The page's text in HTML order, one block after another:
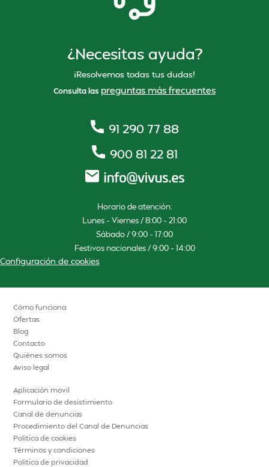
¿Necesitas ayuda?
¡Resolvemos todas tus dudas!
Consulta las preguntas más frecuentes
91 290 77 88
900 81 22 81
Horario de atención:
Lunes – Viernes / 8:00 – 21:00
Sábado / 9:00 – 17:00
Festivos nacionales / 9:00 – 14:00
Configuración de cookies
Cómo funciona
Ofertas
Blog
Contacto
Quiénes somos
Aviso legal
Aplicación movil
Formulario de desistimiento
Canal de denuncias
Procedimiento del Canal de Denuncias
Política de cookies
Términos y condiciones
Política de privacidad